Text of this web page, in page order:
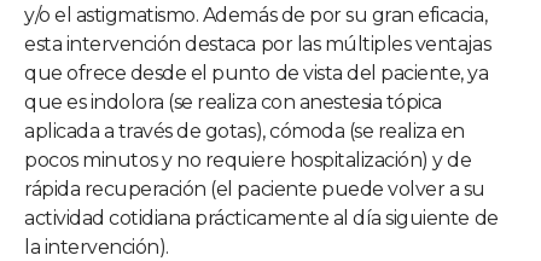
y/o el astigmatismo. Además de por su gran eficacia,
esta intervención destaca por las múltiples ventajas
que ofrece desde el punto de vista del paciente, ya
que es indolora (se realiza con anestesia tópica
aplicada a través de gotas), cómoda (se realiza en
pocos minutos y no requiere hospitalización) y de
rápida recuperación (el paciente puede volver a su
actividad cotidiana prácticamente al día siguiente de
la intervención).